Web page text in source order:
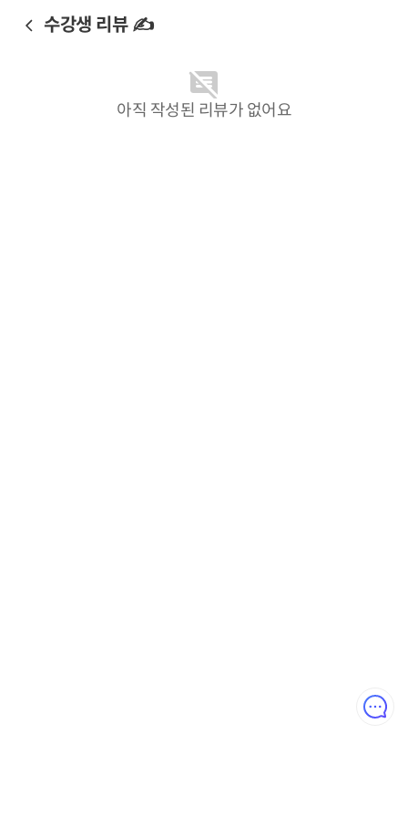
수강생 리뷰 ✍️
아직 작성된 리뷰가 없어요